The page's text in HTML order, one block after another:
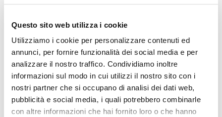
Questo sito web utilizza i cookie
Utilizziamo i cookie per personalizzare contenuti ed
annunci, per fornire funzionalità dei social media e per
analizzare il nostro traffico. Condividiamo inoltre
informazioni sul modo in cui utilizzi il nostro sito con i
nostri partner che si occupano di analisi dei dati web,
pubblicità e social media, i quali potrebbero combinarle
con altre informazioni che hai fornito loro o che hanno
2000 € 4,24 € 4,57
3000 € 4,21
4000 € 4,18 € 4,45
5000 € 4,18 € 4,38
6000 € 4,17 € 4,37
7000 € 4,16 € 4,35